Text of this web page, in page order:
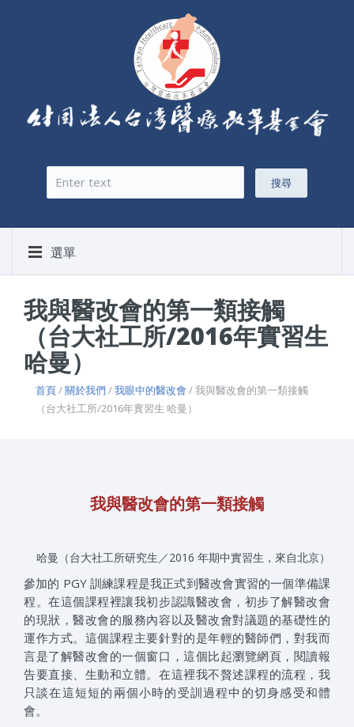
搜尋表單
搜尋
選單
我與醫改會的第一類接觸
（台大社工所/2016年實習生
哈曼）
首頁/關於我們 /我眼中的醫改會 / 我與醫改會的第一類接觸
（台大社工所/2016年實習生 哈曼）
我與醫改會的第一類接觸
哈曼（台大社工所研究生／2016 年期中實習生，來自北京）
參加的 PGY 訓練課程是我正式到醫改會實習的一個準備課
程。在這個課程裡讓我初步認識醫改會，初步了解醫改會
的現狀，醫改會的服務內容以及醫改會對議題的基礎性的
運作方式。這個課程主要針對的是年輕的醫師們，對我而
言是了解醫改會的一個窗口，這個比起瀏覽網頁，閱讀報
告要直接、生動和立體。在這裡我不贅述課程的流程，我
只談在這短短的兩個小時的受訓過程中的切身感受和體
會。